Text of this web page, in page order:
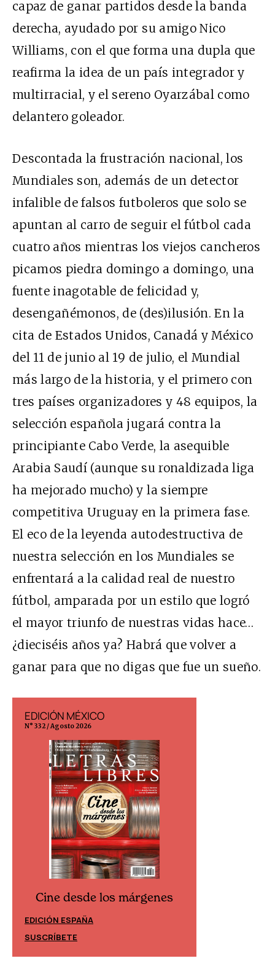
capaz de ganar partidos desde la banda
derecha, ayudado por su amigo Nico
Williams, con el que forma una dupla que
reafirma la idea de un país integrador y
multirracial, y el sereno Oyarzábal como
delantero goleador.
Descontada la frustración nacional, los
Mundiales son, además de un detector
infalible de falsos futboleros que solo se
apuntan al carro de seguir el fútbol cada
cuatro años mientras los viejos cancheros
picamos piedra domingo a domingo, una
fuente inagotable de felicidad y,
desengañémonos, de (des)ilusión. En la
cita de Estados Unidos, Canadá y México
del 11 de junio al 19 de julio, el Mundial
más largo de la historia, y el primero con
tres países organizadores y 48 equipos, la
selección española jugará contra la
principiante Cabo Verde, la asequible
Arabia Saudí (aunque su ronaldizada liga
ha mejorado mucho) y la siempre
competitiva Uruguay en la primera fase.
El eco de la leyenda autodestructiva de
nuestra selección en los Mundiales se
enfrentará a la calidad real de nuestro
fútbol, amparada por un estilo que logró
el mayor triunfo de nuestras vidas hace…
¿dieciséis años ya? Habrá que volver a
ganar para que no digas que fue un sueño.
EDICIÓN MÉXICO
N° 332 / Agosto 2026
Cine desde los márgenes
EDICIÓN ESPAÑA
SUSCRÍBETE